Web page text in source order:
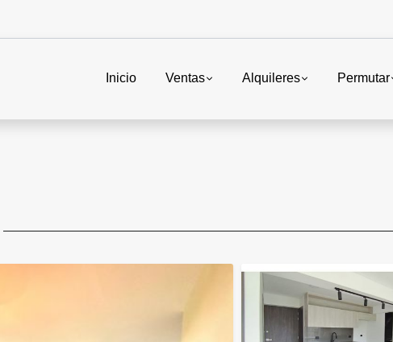
Inicio Ventas Alquileres Permutar